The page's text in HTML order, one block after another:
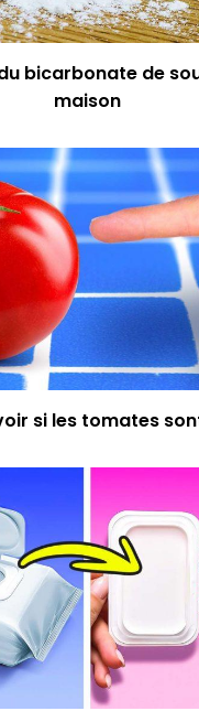
bicarbonate de
maison
si les tomates